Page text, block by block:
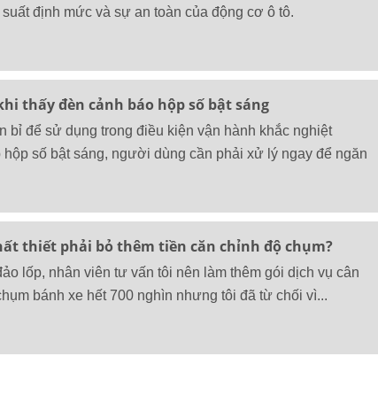
định mức và sự an toàn của động cơ ô tô.
thấy đèn cảnh báo hộp số bật sáng
bỉ để sử dụng trong điều kiện vận hành khắc nghiệt
số bật sáng, người dùng cần phải xử lý ngay để ngăn
thiết phải bỏ thêm tiền căn chỉnh độ chụm?
lốp, nhân viên tư vấn tôi nên làm thêm gói dịch vụ cân
bánh xe hết 700 nghìn nhưng tôi đã từ chối vì...